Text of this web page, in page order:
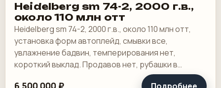
Heidelberg sm 74-2, 2000 г.в.,
около 110 млн отт
Heidelberg sm 74-2, 2000 г.в., около 110 млн отт,
установка форм автоплейд, смывки все,
увлажнение бадвин, темперирования нет,
короткий выклад. Продавов нет, рубашки в
хорошем состоянии, таскалки и цепи в хорошем.